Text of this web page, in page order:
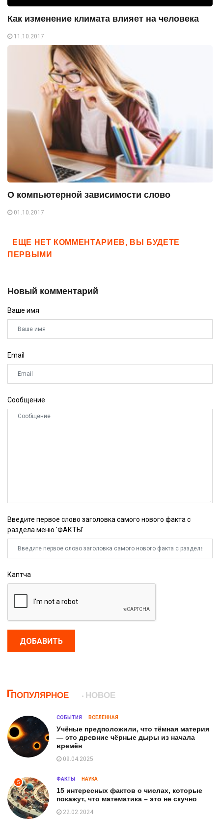
Как изменение климата влияет на человека
11.10.2017
О компьютерной зависимости слово
01.10.2017
ЕЩЕ НЕТ КОММЕНТАРИЕВ, ВЫ БУДЕТЕ
ПЕРВЫМИ
Новый комментарий
Ваше имя
Email
Сообщение
Введите первое слово заголовка самого нового факта с
раздела меню 'ФАКТЫ'
Каптча
ДОБАВИТЬ
ПОПУЛЯРНОЕ НОВОЕ
СОБЫТИЯ ВСЕЛЕННАЯ
Учёные предположили, что тёмная материя
— это древние чёрные дыры из начала
времён
09.04.2025
5
ФАКТЫ НАУКА
15 интересных фактов о числах, которые
покажут, что математика – это не скучно
22.02.2024